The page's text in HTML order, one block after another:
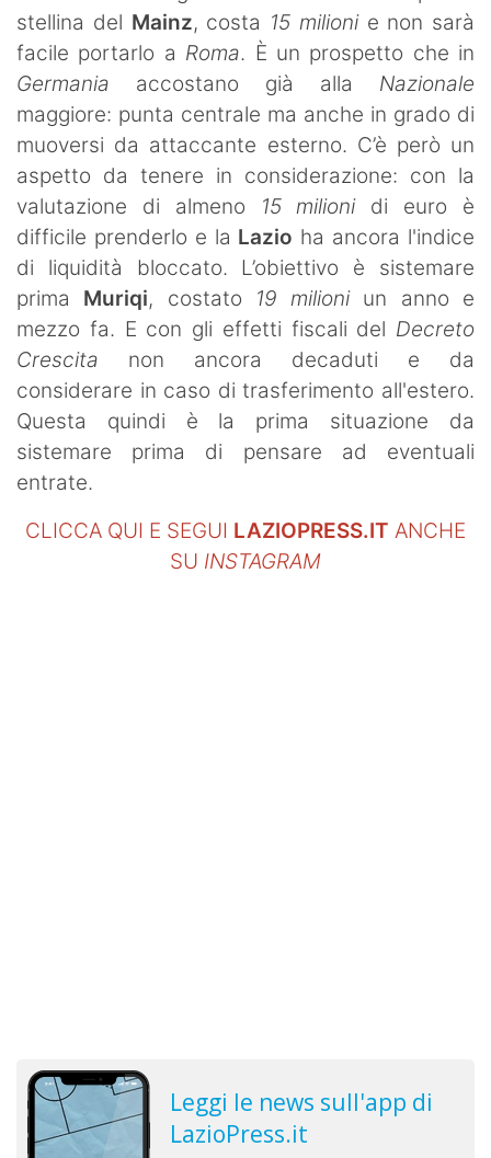
stellina del Mainz, costa 15 milionie non sarà
facile portarlo a Roma. È un prospetto che in
Germania accostano già alla Nazionale
maggiore: punta centrale ma anche in grado di
muoversi da attaccante esterno. C’è però un
aspetto da tenere in considerazione: con la
valutazione di almeno
15 milionidi euro è
difficile prenderlo e la Lazio ha ancora l'indice
di liquidità bloccato. L’obiettivo è sistemare
prima Muriqi, costato 19 milioniun anno e
mezzo fa. E con gli effetti fiscali del Decreto
Crescita non ancora decaduti e da
considerare in caso di trasferimento all'estero.
Questa quindi è la prima situazione da
sistemare prima di pensare ad eventuali
entrate.
CLICCA QUI E SEGUI LAZIOPRESS.IT ANCHE
SU INSTAGRAM